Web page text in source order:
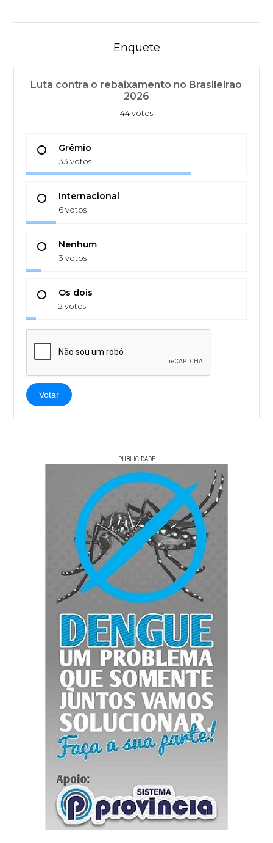
Enquete
Luta contra o rebaixamento no Brasileirão
2026
44 votos
Grêmio
33 votos
Internacional
6 votos
Nenhum
3 votos
Os dois
2 votos
Votar
PUBLICIDADE